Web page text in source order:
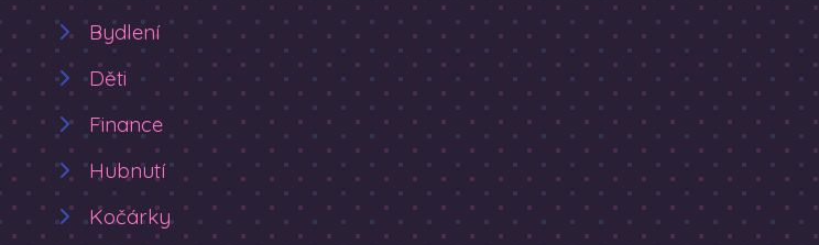
Bydlení
Děti
Finance
Hubnutí
Kočárky